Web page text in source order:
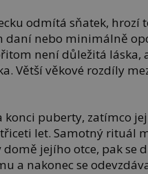
odmítá sňatek, hrozí
daní nebo minimálně
není důležitá láska,
Větší věkové rozdíly
konci puberty, zatímco
let. Samotný rituál
jejího otce, pak se
a nakonec se